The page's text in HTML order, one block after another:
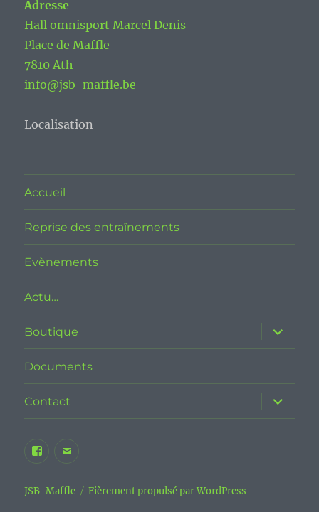
Adresse
Hall omnisport Marcel Denis
Place de Maffle
7810 Ath
info@jsb-maffle.be
Localisation
Accueil
Reprise des entraînements
Evènements
Actu…
Boutique
ouvrir
le
sous-
Documents
Contact
ouvrir
le
sous-
Facebook
Maffle
E-
JSB-Maffle Fièrement propulsé par WordPress